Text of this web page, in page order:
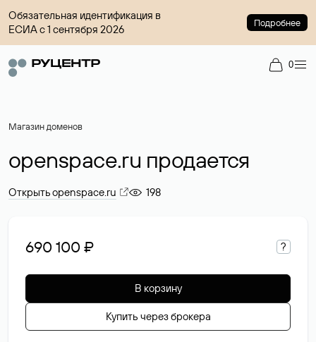
Обязательная идентификация в
ЕСИА с 1 сентября 2026
Подробнее
0
Магазин доменов
openspace.ru продается
Открыть openspace.ru 198
690 100 ₽ ?
В корзину
Купить через брокера